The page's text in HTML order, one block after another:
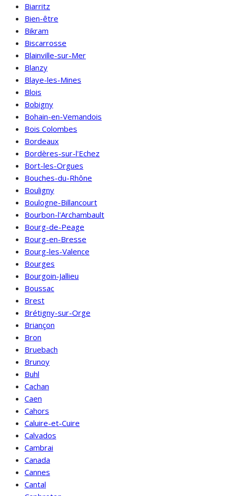
Biarritz
Bien-être
Bikram
Biscarrosse
Blainville-sur-Mer
Blanzy
Blaye-les-Mines
Blois
Bobigny
Bohain-en-Vemandois
Bois Colombes
Bordeaux
Bordères-sur-l'Echez
Bort-les-Orgues
Bouches-du-Rhône
Bouligny
Boulogne-Billancourt
Bourbon-l'Archambault
Bourg-de-Peage
Bourg-en-Bresse
Bourg-les-Valence
Bourges
Bourgoin-Jallieu
Boussac
Brest
Brétigny-sur-Orge
Briançon
Bron
Bruebach
Brunoy
Buhl
Cachan
Caen
Cahors
Caluire-et-Cuire
Calvados
Cambrai
Canada
Cannes
Cantal